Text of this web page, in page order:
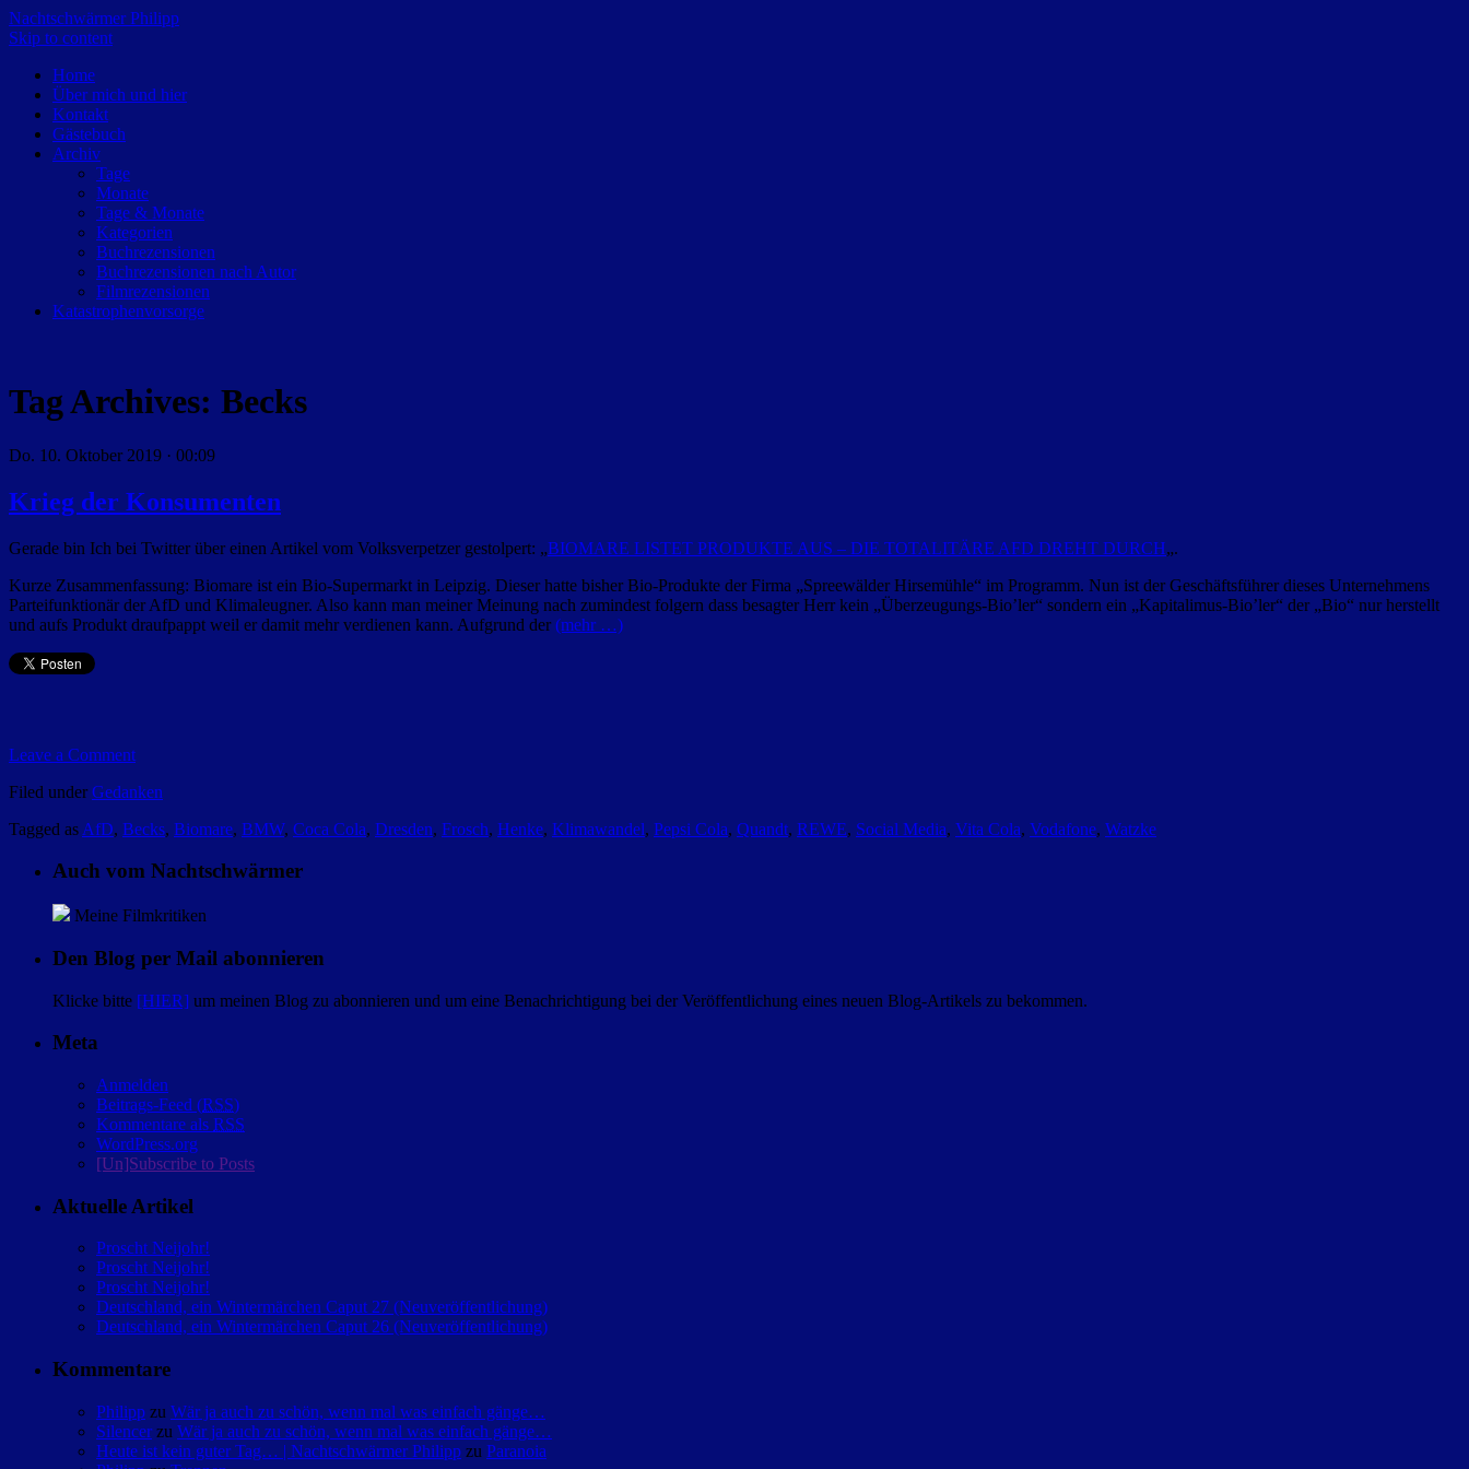
Nachtschwärmer Philipp
Skip to content
Home
Über mich und hier
Kontakt
Gästebuch
Archiv
Tage
Monate
Tage & Monate
Kategorien
Buchrezensionen
Buchrezensionen nach Autor
Filmrezensionen
Katastrophenvorsorge
Tag Archives: Becks
Do. 10. Oktober 2019 · 00:09
Krieg der Konsumenten
Gerade bin Ich bei Twitter über einen Artikel vom Volksverpetzer gestolpert: „BIOMARE LISTET PRODUKTE AUS – DIE TOTALITÄRE AFD DREHT DURCH„.
Kurze Zusammenfassung: Biomare ist ein Bio-Supermarkt in Leipzig. Dieser hatte bisher Bio-Produkte der Firma „Spreewälder Hirsemühle“ im Programm. Nun ist der Geschäftsführer dieses Unternehmens
Parteifunktionär der AfD und Klimaleugner. Also kann man meiner Meinung nach zumindest folgern dass besagter Herr kein „Überzeugungs-Bio’ler“ sondern ein „Kapitalimus-Bio’ler“ der „Bio“ nur herstellt
und aufs Produkt draufpappt weil er damit mehr verdienen kann. Aufgrund der (mehr …)
Leave a Comment
Filed under Gedanken
Tagged as AfD, Becks, Biomare, BMW, Coca Cola, Dresden, Frosch, Henke, Klimawandel, Pepsi Cola, Quandt, REWE, Social Media, Vita Cola, Vodafone, Watzke
Auch vom Nachtschwärmer
Meine Filmkritiken
Den Blog per Mail abonnieren
Klicke bitte [HIER] um meinen Blog zu abonnieren und um eine Benachrichtigung bei der Veröffentlichung eines neuen Blog-Artikels zu bekommen.
Meta
Anmelden
Beitrags-Feed (RSS)
Kommentare als RSS
WordPress.org
[Un]Subscribe to Posts
Aktuelle Artikel
Proscht Neijohr!
Proscht Neijohr!
Proscht Neijohr!
Deutschland, ein Wintermärchen Caput 27 (Neuveröffentlichung)
Deutschland, ein Wintermärchen Caput 26 (Neuveröffentlichung)
Kommentare
Philipp zu Wär ja auch zu schön, wenn mal was einfach gänge…
Silencer zu Wär ja auch zu schön, wenn mal was einfach gänge…
Heute ist kein guter Tag… | Nachtschwärmer Philipp zu Paranoia